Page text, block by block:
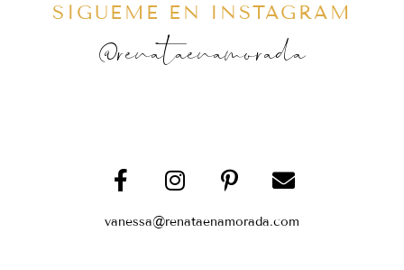
SÍGUEME EN INSTAGRAM
@renataenamorada
vanessa@renataenamorada.com